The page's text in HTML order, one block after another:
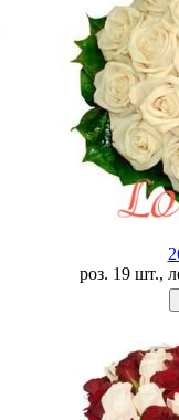
роз. 19 шт.,